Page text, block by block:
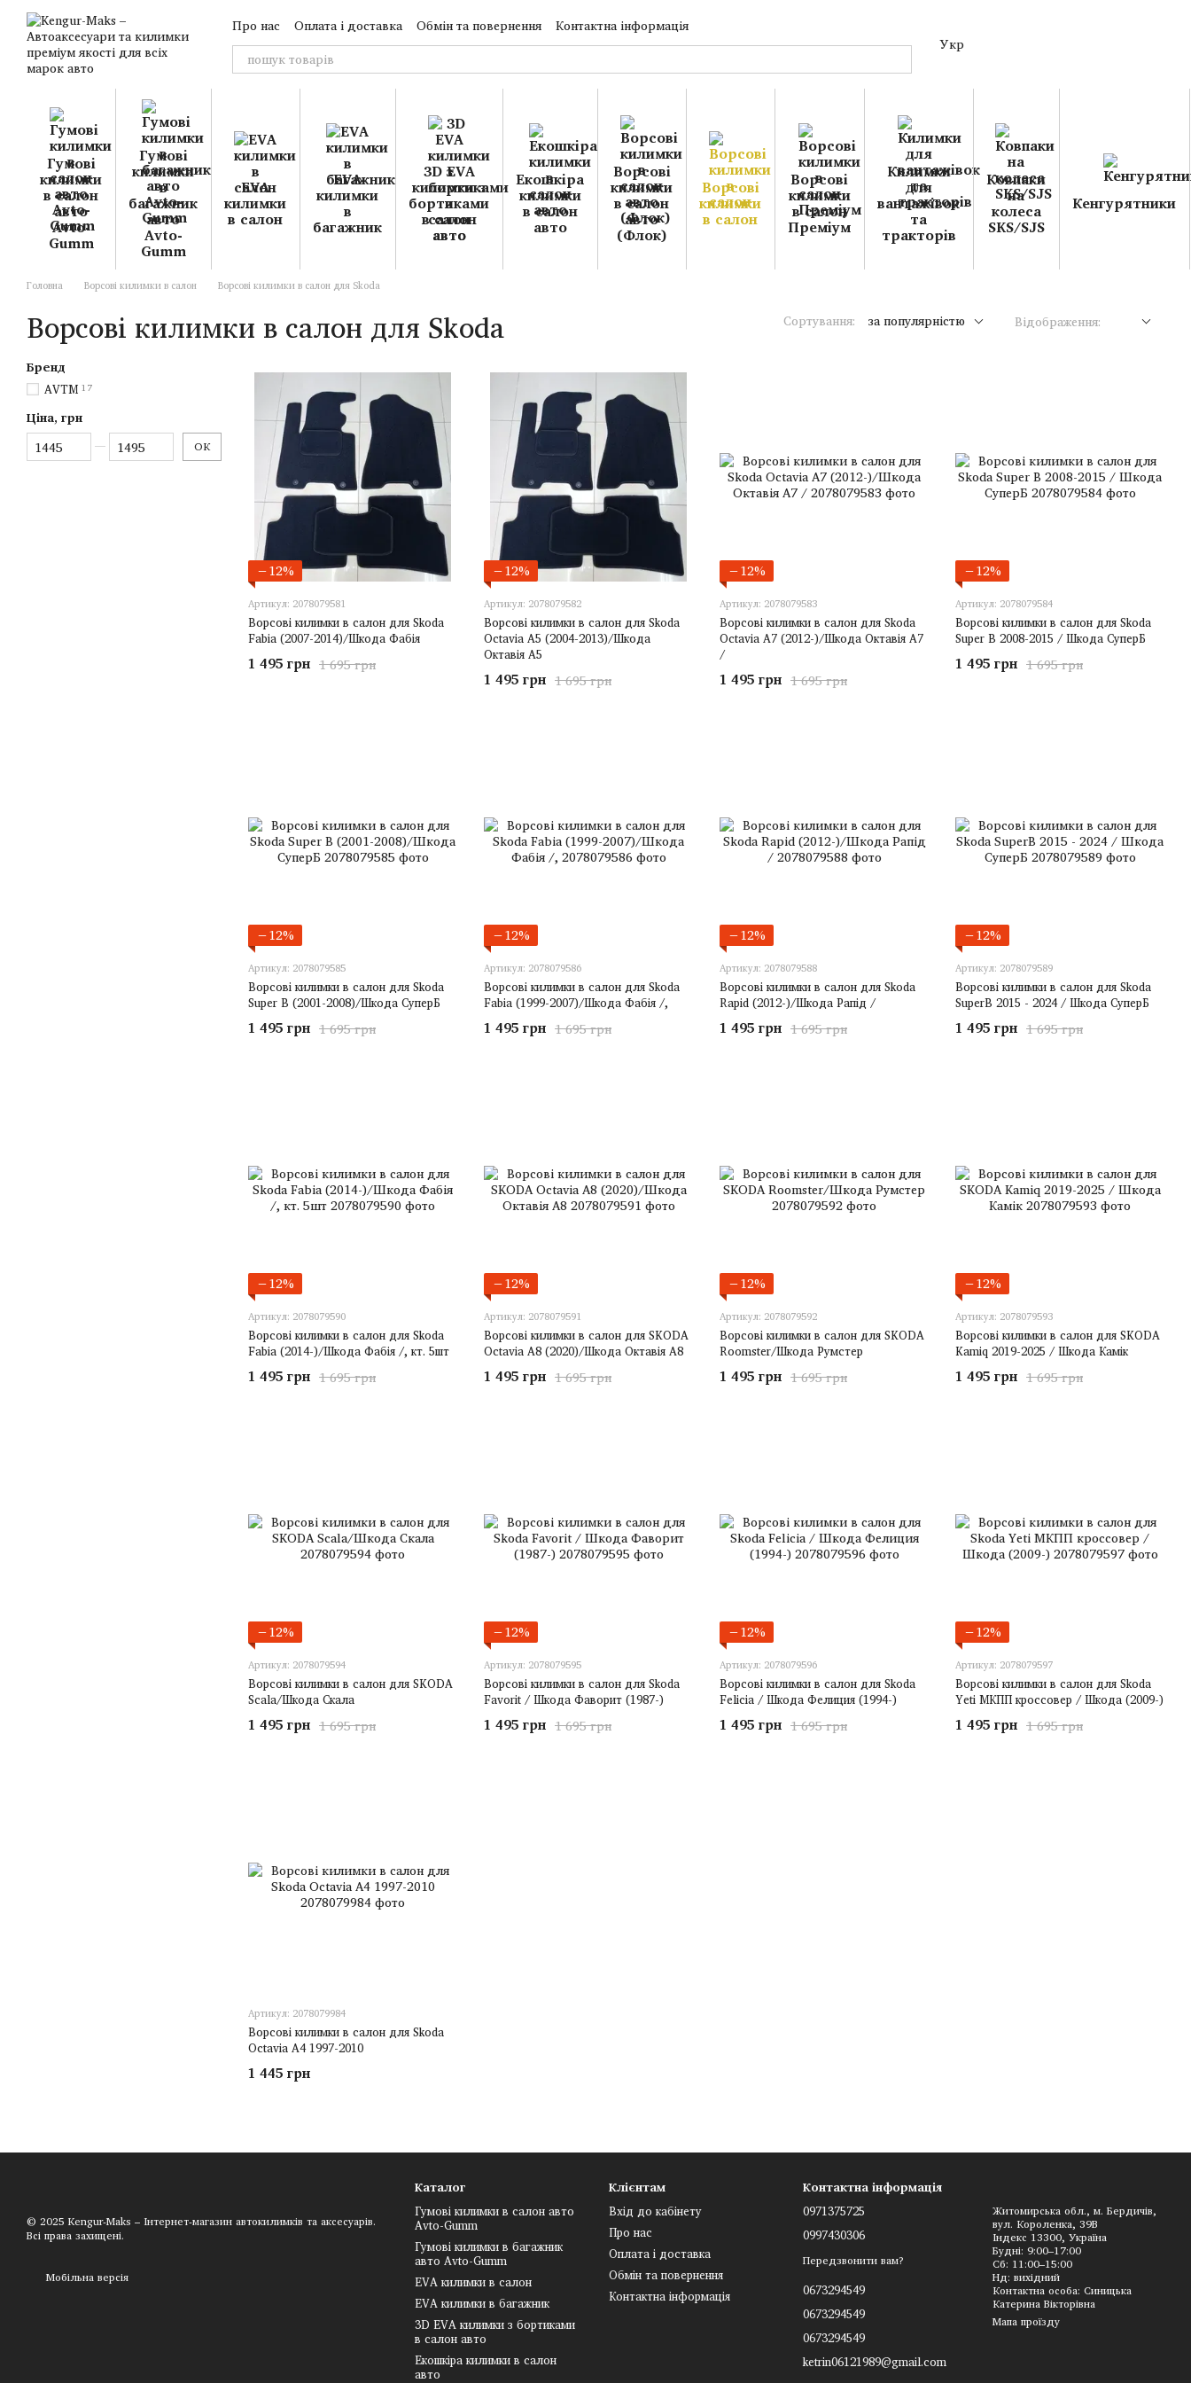
Перейти до основного контенту
Про нас Оплата і доставка Обмін та повернення
Контактна інформація
Укр
Гумові
килимки
в салон
авто
Avto-
Gumm
Гумові
килимки
в
багажник
авто
Avto-
Gumm
EVA
килимки
в салон
EVA
килимки
в
багажник
3D EVA
килимки з
бортиками
в салон
авто
Екошкіра
килимки
в салон
авто
Ворсові
килимки
в салон
авто
(Флок)
Ворсові
килимки
в салон
Ворсові
килимки
в салон
Преміум
Килимки
для
вантажівок
та
тракторів
Ковпаки
на
колеса
SKS/SJS
Кенгурятники
Головна Ворсові килимки в салон Ворсові килимки в салон для Skoda
Ворсові килимки в салон для Skoda Сортування: за популярністю Відображення:
−12%
Артикул: 2078079581
Ворсові килимки в салон для Skoda
Fabia (2007-2014)/Шкода Фабія
1 695 грн
1 495 грн
−12%
Артикул: 2078079582
Ворсові килимки в салон для Skoda
Octavia A5 (2004-2013)/Шкода
Октавія А5
1 695 грн
1 495 грн
−12%
Артикул: 2078079583
Ворсові килимки в салон для Skoda
Octavia A7 (2012-)/Шкода Октавія А7
/
1 695 грн
1 495 грн
−12%
Артикул: 2078079584
Ворсові килимки в салон для Skoda
Super B 2008-2015 / Шкода СуперБ
1 695 грн
1 495 грн
−12%
Артикул: 2078079585
Ворсові килимки в салон для Skoda
Super B (2001-2008)/Шкода СуперБ
1 695 грн
1 495 грн
−12%
Артикул: 2078079586
Ворсові килимки в салон для Skoda
Fabia (1999-2007)/Шкода Фабія /,
1 695 грн
1 495 грн
−12%
Артикул: 2078079588
Ворсові килимки в салон для Skoda
Rapid (2012-)/Шкода Рапід /
1 695 грн
1 495 грн
−12%
Артикул: 2078079589
Ворсові килимки в салон для Skoda
SuperB 2015 - 2024 / Шкода СуперБ
1 695 грн
1 495 грн
−12%
Артикул: 2078079590
Ворсові килимки в салон для Skoda
Fabia (2014-)/Шкода Фабія /, кт. 5шт
1 695 грн
1 495 грн
−12%
Артикул: 2078079591
Ворсові килимки в салон для SKODA
Octavia A8 (2020)/Шкода Октавія А8
1 695 грн
1 495 грн
−12%
Артикул: 2078079592
Ворсові килимки в салон для SKODA
Roomster/Шкода Румстер
1 695 грн
1 495 грн
−12%
Артикул: 2078079593
Ворсові килимки в салон для SKODA
Kamiq 2019-2025 / Шкода Камік
1 695 грн
1 495 грн
−12%
Артикул: 2078079594
Ворсові килимки в салон для SKODA
Scala/Шкода Скала
1 695 грн
1 495 грн
−12%
Артикул: 2078079595
Ворсові килимки в салон для Skoda
Favorit / Шкода Фаворит (1987-)
1 695 грн
1 495 грн
−12%
Артикул: 2078079596
Ворсові килимки в салон для Skoda
Felicia / Шкода Фелиция (1994-)
1 695 грн
1 495 грн
−12%
Артикул: 2078079597
Ворсові килимки в салон для Skoda
Yeti МКПП кроссовер / Шкода (2009-)
1 695 грн
1 495 грн
Артикул: 2078079984
Ворсові килимки в салон для Skoda
Octavia A4 1997-2010
1 445 грн
Бренд
AVTM 17
Ціна, грн
Від Ціна, грн
До Ціна, грн ОК
© 2025 Kengur-Maks – Інтернет-магазин автокилимків та аксесуарів.
Всі права захищені.
Мобільна версія
Каталог
Гумові килимки в салон авто
Avto-Gumm
Гумові килимки в багажник
авто Avto-Gumm
EVA килимки в салон
EVA килимки в багажник
3D EVA килимки з бортиками
в салон авто
Екошкіра килимки в салон
авто
Клієнтам
Вхід до кабінету
Про нас
Оплата і доставка
Обмін та повернення
Контактна інформація
Контактна інформація
0971375725
0997430306
Передзвонити вам?
0673294549
0673294549
0673294549
ketrin06121989@gmail.com
Житомирська обл., м. Бердичів,
вул. Короленка, 39В
Індекс 13300, Україна
Будні: 9:00–17:00
Сб: 11:00–15:00
Нд: вихідний
Контактна особа: Синицька
Катерина Вікторівна
Мапа проїзду